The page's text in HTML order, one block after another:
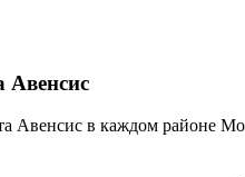
Авенсис
Авенсис в каждом районе